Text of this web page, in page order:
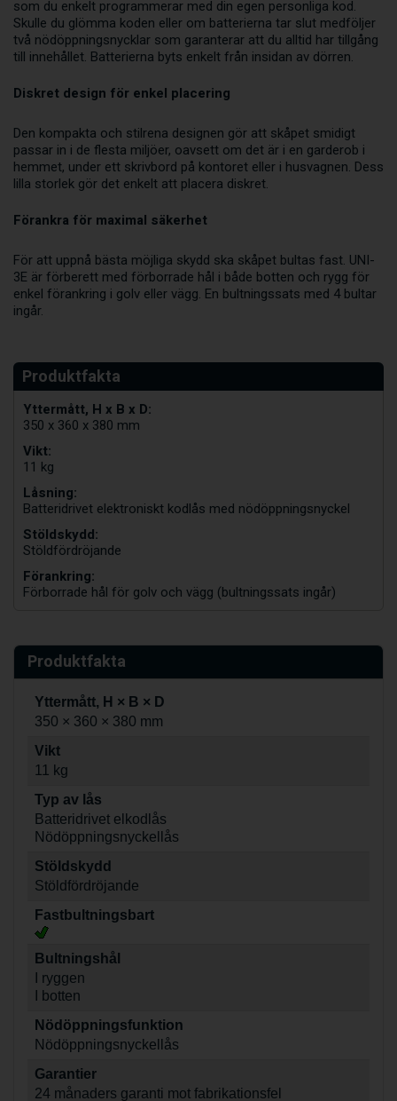
som du enkelt programmerar med din egen personliga kod.
Skulle du glömma koden eller om batterierna tar slut medföljer
två nödöppningsnycklar som garanterar att du alltid har tillgång
till innehållet. Batterierna byts enkelt från insidan av dörren.
Diskret design för enkel placering
Den kompakta och stilrena designen gör att skåpet smidigt
passar in i de flesta miljöer, oavsett om det är i en garderob i
hemmet, under ett skrivbord på kontoret eller i husvagnen. Dess
lilla storlek gör det enkelt att placera diskret.
Förankra för maximal säkerhet
För att uppnå bästa möjliga skydd ska skåpet bultas fast. UNI-
3E är förberett med förborrade hål i både botten och rygg för
enkel förankring i golv eller vägg. En bultningssats med 4 bultar
ingår.
Yttermått, H x B x D:
350 x 360 x 380 mm
Vikt:
11 kg
Låsning:
Batteridrivet elektroniskt kodlås med nödöppningsnyckel
Stöldskydd:
Stöldfördröjande
Förankring:
Förborrade hål för golv och vägg (bultningssats ingår)
Produktfakta
Yttermått, H × B × D
350 × 360 × 380 mm
Vikt
11 kg
Typ av lås
Batteridrivet elkodlås
Nödöppningsnyckellås
Stöldskydd
Stöldfördröjande
Fastbultningsbart
Bultningshål
I ryggen
I botten
Nödöppningsfunktion
Nödöppningsnyckellås
Garantier
24 månaders garanti mot fabrikationsfel